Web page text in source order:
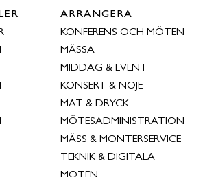
ARRANGERA
KONFERENS OCH MÖTEN
MÄSSA
MIDDAG & EVENT
KONSERT & NÖJE
MAT & DRYCK
MÖTESADMINISTRATION
MÄSS & MONTERSERVICE
TEKNIK & DIGITALA